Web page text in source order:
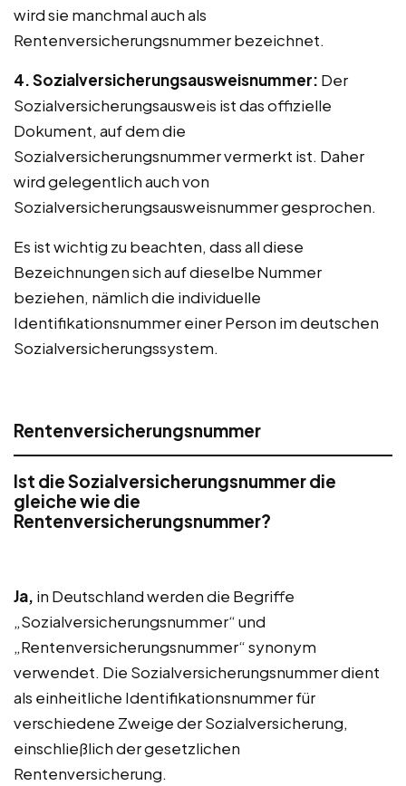
wird sie manchmal auch als
Rentenversicherungsnummer bezeichnet.
4. Sozialversicherungsausweisnummer: Der
Sozialversicherungsausweis ist das offizielle
Dokument, auf dem die
Sozialversicherungsnummer vermerkt ist. Daher
wird gelegentlich auch von
Sozialversicherungsausweisnummer gesprochen.
Es ist wichtig zu beachten, dass all diese
Bezeichnungen sich auf dieselbe Nummer
beziehen, nämlich die individuelle
Identifikationsnummer einer Person im deutschen
Sozialversicherungssystem.
Rentenversicherungsnummer
Ist die Sozialversicherungsnummer die
gleiche wie die
Rentenversicherungsnummer?
Ja, in Deutschland werden die Begriffe
„Sozialversicherungsnummer“ und
„Rentenversicherungsnummer“ synonym
verwendet. Die Sozialversicherungsnummer dient
als einheitliche Identifikationsnummer für
verschiedene Zweige der Sozialversicherung,
einschließlich der gesetzlichen
Rentenversicherung.